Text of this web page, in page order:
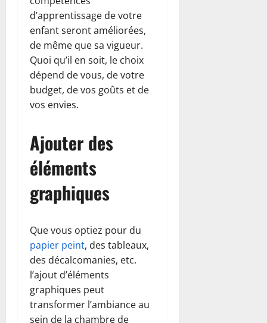
d’apprentissage de votre
enfant seront améliorées,
de même que sa vigueur.
Quoi qu’il en soit, le choix
dépend de vous, de votre
budget, de vos goûts et de
vos envies.
Ajouter des
éléments
graphiques
Que vous optiez pour du
papier peint, des tableaux,
des décalcomanies, etc.
l’ajout d’éléments
graphiques peut
transformer l’ambiance au
sein de la chambre de